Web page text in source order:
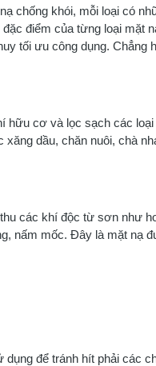
chống khói, mỗi loại có
điểm của từng loại mặt
tối ưu công dụng. Chẳng
hữu cơ và lọc sạch các
dầu, chăn nuôi, chà
các khí độc từ sơn như
nấm mốc. Đây là mặt nạ
để tránh hít phải các